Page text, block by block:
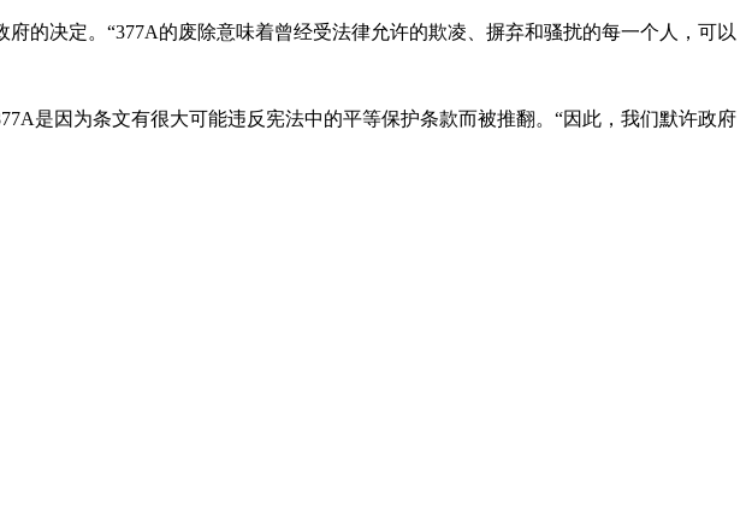
的决定。“377A的废除意味着曾经受法律允许的欺凌、摒弃和骚扰的每一个人，可以
是因为条文有很大可能违反宪法中的平等保护条款而被推翻。“因此，我们默许政府